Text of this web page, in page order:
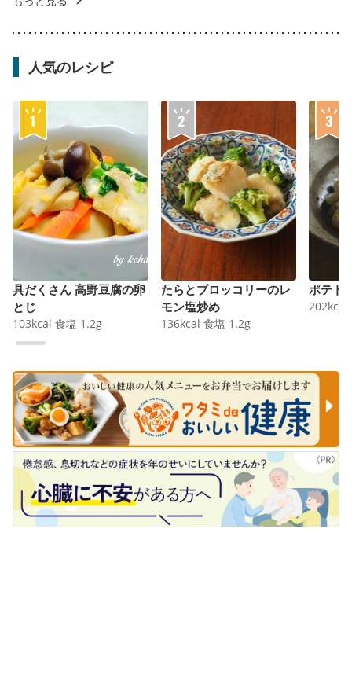
人気のレシピ
具だくさん 高野豆腐の卵
とじ
103kcal 食塩 1.2g
たらとブロッコリーのレ
モン塩炒め
136kcal 食塩 1.2g
ポテト
202kcal